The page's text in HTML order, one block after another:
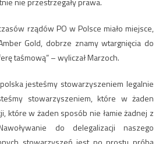
rządów PO w Polsce miało miejsce,
Gold, dobrze znamy wtargnięcia do
taśmową” – wyliczał Marzoch.
jesteśmy stowarzyszeniem legalnie
stowarzyszeniem, które w żaden
które w żaden sposób nie łamie żadnej z
do delegalizacji naszego